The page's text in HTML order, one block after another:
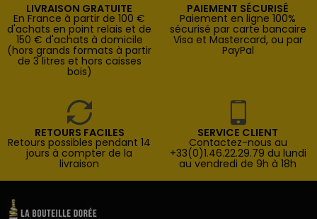
LIVRAISON GRATUITE
En France à partir de 100 €
d'achats en point relais et de
150 € d'achats à domicile
(hors grands formats à partir
de 3 litres et hors caisses
bois)
PAIEMENT SÉCURISÉ
Paiement en ligne 100%
sécurisé par carte bancaire
Visa et Mastercard, ou par
PayPal
RETOURS FACILES
Retours possibles pendant 14
jours à compter de la
livraison
SERVICE CLIENT
Contactez-nous au
+33(0)1.46.22.29.79 du lundi
au vendredi de 9h à 18h